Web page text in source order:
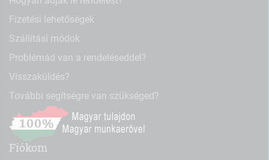
Fizetési lehetőségek
Szállítási módok
Problémád van a rendeléseddel?
Visszaküldés?
További segítségre van szükséged?
Fiókom